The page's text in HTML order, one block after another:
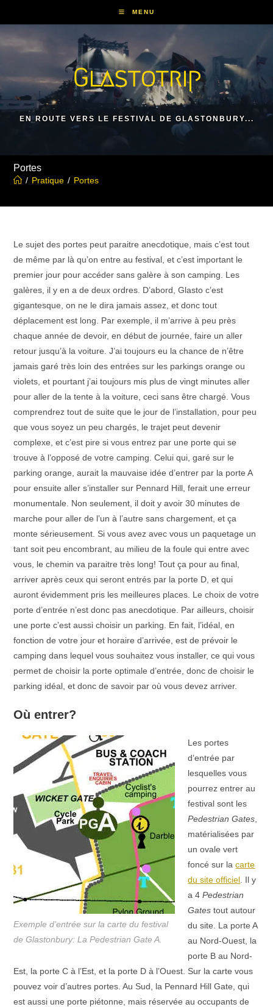
content
MENU
Glastotrip
EN ROUTE VERS LE FESTIVAL DE GLASTONBURY...
Portes
/ Pratique / Portes
Le sujet des portes peut paraitre anecdotique, mais c’est tout
de même par là qu’on entre au festival, et c’est important le
premier jour pour accéder sans galère à son camping. Les
galères, il y en a de deux ordres. D’abord, Glasto c’est
gigantesque, on ne le dira jamais assez, et donc tout
déplacement est long. Par exemple, il m’arrive à peu près
chaque année de devoir, en début de journée, faire un aller
retour jusqu’à la voiture. J’ai toujours eu la chance de n’être
jamais garé très loin des entrées sur les parkings orange ou
violets, et pourtant j’ai toujours mis plus de vingt minutes aller
pour aller de la tente à la voiture, ceci sans être chargé. Vous
comprendrez tout de suite que le jour de l’installation, pour peu
que vous soyez un peu chargés, le trajet peut devenir
complexe, et c’est pire si vous entrez par une porte qui se
trouve à l’opposé de votre camping. Celui qui, garé sur le
parking orange, aurait la mauvaise idée d’entrer par la porte A
pour ensuite aller s’installer sur Pennard Hill, ferait une erreur
monumentale. Non seulement, il doit y avoir 30 minutes de
marche pour aller de l’un à l’autre sans chargement, et ça
monte sérieusement. Si vous avez avec vous un paquetage un
tant soit peu encombrant, au milieu de la foule qui entre avec
vous, le chemin va paraitre très long! Tout ça pour au final,
arriver après ceux qui seront entrés par la porte D, et qui
auront évidemment pris les meilleures places. Le choix de votre
porte d’entrée n’est donc pas anecdotique. Par ailleurs, choisir
une porte c’est aussi choisir un parking. En fait, l’idéal, en
fonction de votre jour et horaire d’arrivée, est de prévoir le
camping dans lequel vous souhaitez vous installer, ce qui vous
permet de choisir la porte optimale d’entrée, donc de choisir le
parking idéal, et donc de savoir par où vous devez arriver.
Où entrer?
Exemple d’entrée sur la carte du festival
de Glastonbury: La Pedestrian Gate A.
Les portes
d’entrée par
lesquelles vous
pourrez entrer au
festival sont les
Pedestrian Gates
matérialisées par
un ovale vert
foncé sur lacarte
du site officiel . Il y
a 4Pedestrian
Gates tout autour
du site. La porte A
au Nord-Ouest, la
porte B au Nord-
Est, la porte C à l’Est, et la porte D à l’Ouest. Sur la carte vous
pouvez voir d’autres portes. Au Sud, la Pennard Hill Gate, qui
est aussi une porte piétonne, mais réservée au occupants de